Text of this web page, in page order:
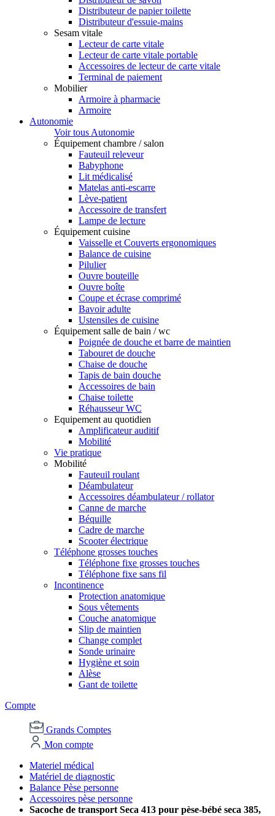
Distributeur de papier toilette
Distributeur d'essuie-mains
Sesam vitale
Lecteur de carte vitale
Lecteur de carte vitale portable
Accessoires de lecteur de carte vitale
Terminal de paiement
Mobilier
Armoire à pharmacie
Armoire
Autonomie
Voir tous Autonomie
Équipement chambre / salon
Fauteuil releveur
Babyphone
Lit médicalisé
Matelas anti-escarre
Lève-patient
Accessoire de transfert
Lampe de lecture
Équipement cuisine
Vaisselle et Couverts ergonomiques
Balance de cuisine
Pilulier
Ouvre bouteille
Ouvre boîte
Coupe et écrase comprimé
Bavoir adulte
Ustensiles de cuisine
Équipement salle de bain / wc
Poignée de douche et barre de maintien
Tabouret de douche
Chaise de douche
Tapis de bain douche
Accessoires de bain
Chaise toilette
Réhausseur WC
Equipement au quotidien
Amplificateur auditif
Mobilité
Vie pratique
Mobilité
Fauteuil roulant
Déambulateur
Accessoires déambulateur / rollator
Canne de marche
Béquille
Cadre de marche
Scooter électrique
Téléphone grosses touches
Téléphone fixe grosses touches
Téléphone fixe sans fil
Incontinence
Protection anatomique
Sous vêtements
Couche anatomique
Slip de maintien
Change complet
Sonde urinaire
Hygiène et soin
Alèse
Gant de toilette
Compte
Grands Comptes
Mon compte
Materiel médical
Matériel de diagnostic
Balance Pèse personne
Accessoires pèse personne
Sacoche de transport Seca 413 pour pèse-bébé seca 385,